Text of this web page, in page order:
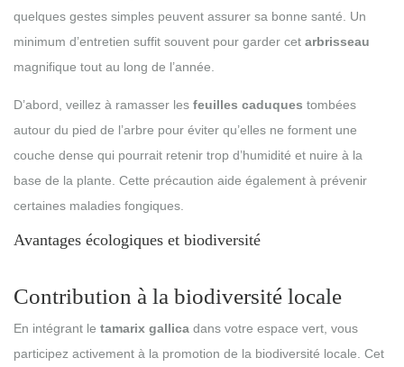
quelques gestes simples peuvent assurer sa bonne santé. Un
minimum d’entretien suffit souvent pour garder cet arbrisseau
magnifique tout au long de l’année.
D’abord, veillez à ramasser les feuilles caduques tombées
autour du pied de l’arbre pour éviter qu’elles ne forment une
couche dense qui pourrait retenir trop d’humidité et nuire à la
base de la plante. Cette précaution aide également à prévenir
certaines maladies fongiques.
Avantages écologiques et biodiversité
Contribution à la biodiversité locale
En intégrant le tamarix gallica dans votre espace vert, vous
participez activement à la promotion de la biodiversité locale. Cet